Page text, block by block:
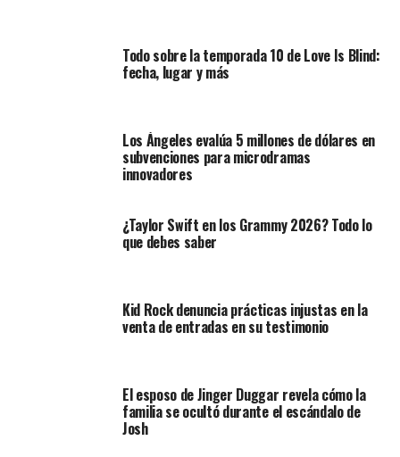
Todo sobre la temporada 10 de Love Is Blind:
fecha, lugar y más
Los Ángeles evalúa 5 millones de dólares en
subvenciones para microdramas
innovadores
¿Taylor Swift en los Grammy 2026? Todo lo
que debes saber
Kid Rock denuncia prácticas injustas en la
venta de entradas en su testimonio
El esposo de Jinger Duggar revela cómo la
familia se ocultó durante el escándalo de
Josh